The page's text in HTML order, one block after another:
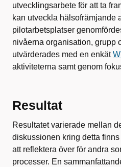
utvecklingsarbete för att ta
kan utveckla hälsofrämjande
pilotarbetsplatser
nivåerna organisation, grupp
utvärderades med en enkät
aktiviteterna samt genom
Resultat
Resultatet varierade mellan
diskussionen kring detta
att reflektera över för andra
processer. En